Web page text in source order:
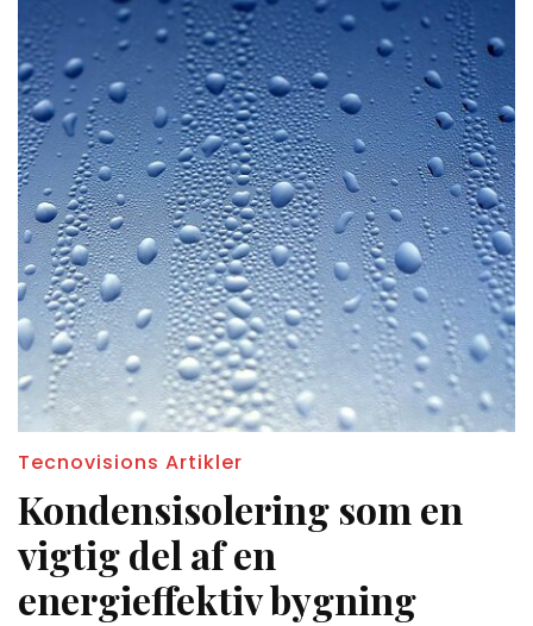
Tecnovisions Artikler
Kondensisolering som en
vigtig del af en
energieffektiv bygning